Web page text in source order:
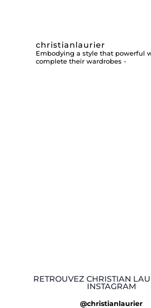
christianlaurier
Embodying a style that powerful
complete their wardrobes -
RETROUVEZ CHRISTIAN
INSTAGRAM
@christianlaurier